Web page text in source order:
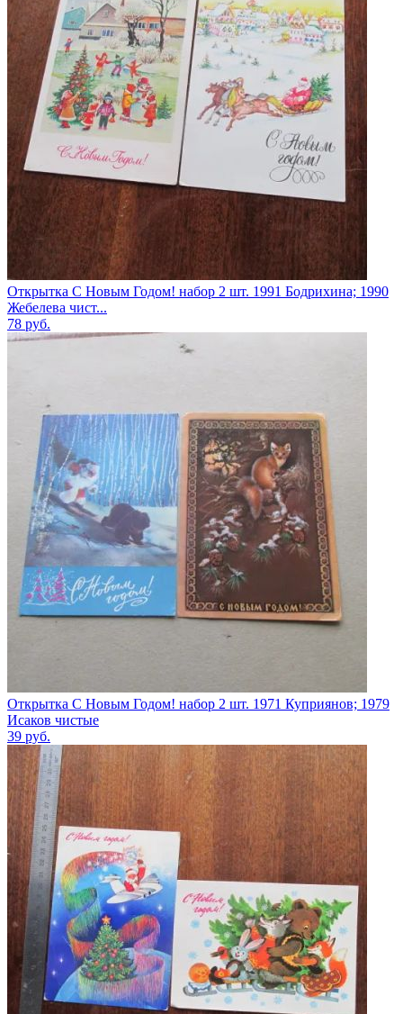
Открытка С Новым Годом! набор 2 шт. 1991 Бодрихина; 1990
Жебелева чист...
78 руб.
Открытка С Новым Годом! набор 2 шт. 1971 Куприянов; 1979
Исаков чистые
39 руб.